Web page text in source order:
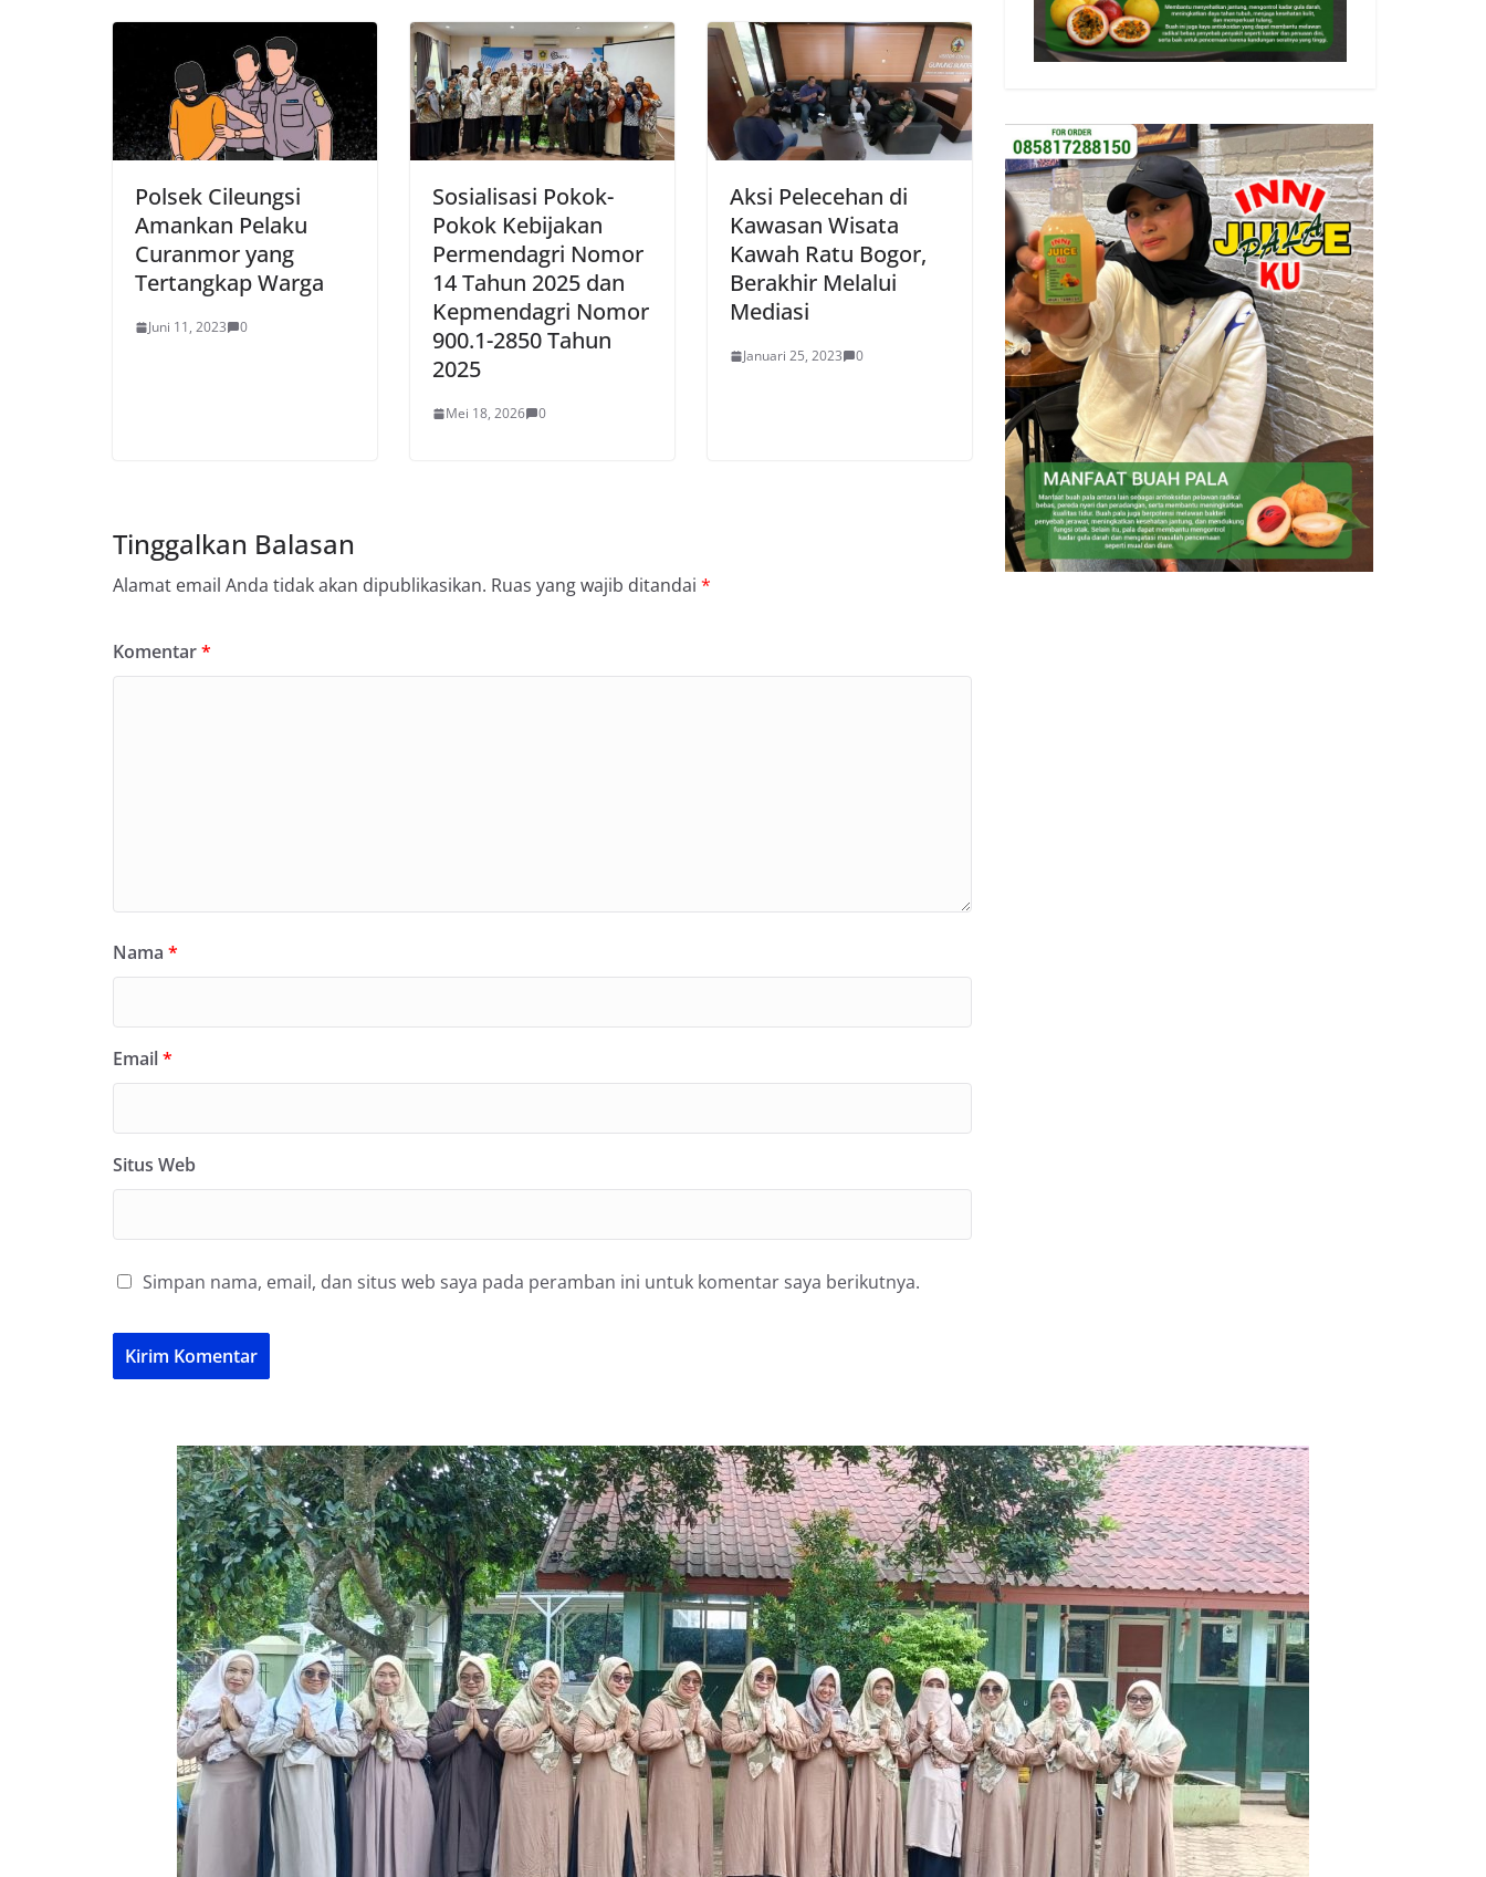
Polsek Cileungsi
Amankan Pelaku
Curanmor yang
Tertangkap Warga
Juni 11, 2023 0
Sosialisasi Pokok-
Pokok Kebijakan
Permendagri Nomor
14 Tahun 2025 dan
Kepmendagri Nomor
900.1-2850 Tahun
2025
Mei 18, 2026 0
Aksi Pelecehan di
Kawasan Wisata
Kawah Ratu Bogor,
Berakhir Melalui
Mediasi
Januari 25, 2023 0
Tinggalkan Balasan
Alamat email Anda tidak akan dipublikasikan. Ruas yang wajib ditandai *
Komentar*
Nama *
Email*
Situs Web
Simpan nama, email, dan situs web saya pada peramban ini untuk komentar saya berikutnya.